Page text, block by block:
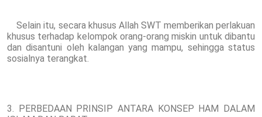
Selain itu, secara khusus Allah SWT memberikan perlakuan
khusus terhadap kelompok orang-orang miskin untuk dibantu
dan disantuni oleh kalangan yang mampu, sehingga status
sosialnya terangkat.
3. PERBEDAAN PRINSIP ANTARA KONSEP HAM DALAM